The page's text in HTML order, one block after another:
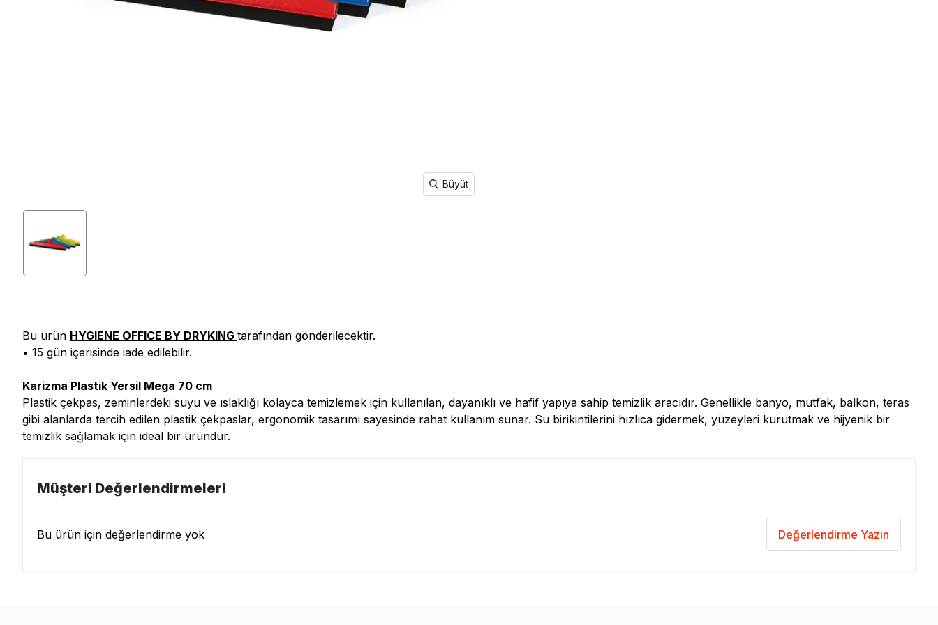
Büyüt
Bu ürün HYGIENE OFFICE BY DRYKING tarafından gönderilecektir.
• 15 gün içerisinde iade edilebilir.
Karizma Plastik Yersil Mega 70 cm
Plastik çekpas, zeminlerdeki suyu ve ıslaklığı kolayca temizlemek için kullanılan, dayanıklı ve hafif yapıya sahip temizlik aracıdır. Genellikle banyo, mutfak, balkon, teras
gibi alanlarda tercih edilen plastik çekpaslar, ergonomik tasarımı sayesinde rahat kullanım sunar. Su birikintilerini hızlıca gidermek, yüzeyleri kurutmak ve hijyenik bir
temizlik sağlamak için ideal bir üründür.
Müşteri Değerlendirmeleri
Bu ürün için değerlendirme yok Değerlendirme Yazın